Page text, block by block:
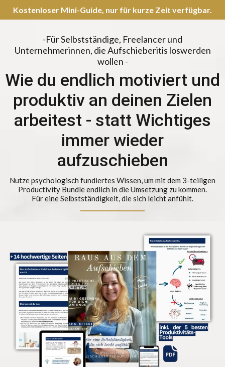
Kostenloser Mini-Guide, nur für kurze Zeit verfügbar.
-Für Selbstständige, Freelancer und
Unternehmerinnen, die Aufschieberitis loswerden
wollen -
Wie du endlich motiviert und
produktiv an deinen Zielen
arbeitest - statt Wichtiges
immer wieder
aufzuschieben
Nutze psychologisch fundiertes Wissen, um mit dem 3-teiligen
Productivity Bundle endlich in die Umsetzung zu kommen.
Für eine Selbstständigkeit, die sich leicht anfühlt.